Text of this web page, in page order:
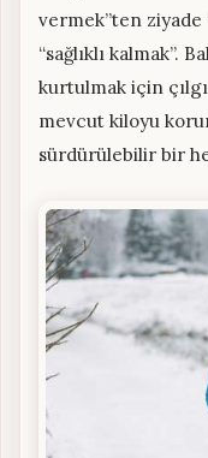
vermek”ten ziyade
“sağlıklı kalmak”.
kurtulmak için
mevcut kiloyu
sürdürülebilir bir